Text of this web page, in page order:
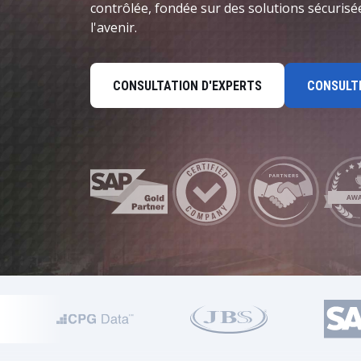
Données et analytique
Gestion de la durabilité
contrôlée, fondée sur des solutions
l'avenir.
CONSULTATION D'EXPERTS